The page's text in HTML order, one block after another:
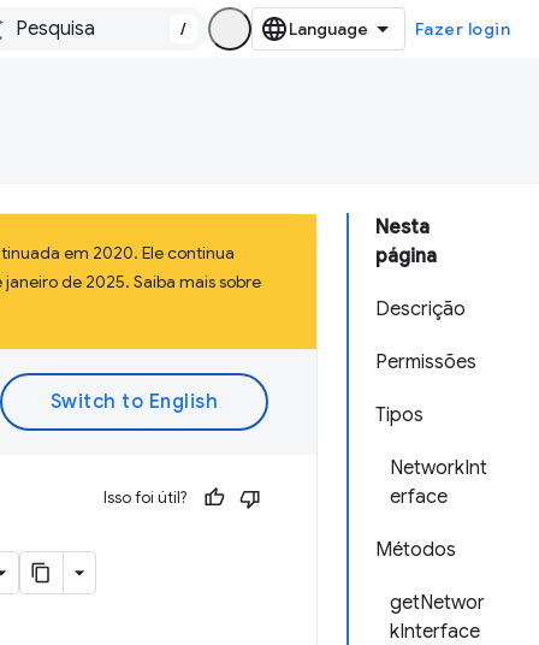
/ Fazer login
Nesta
página
Descrição
Permissões
Tipos
NetworkInt
erface
Métodos
getNetwor
kInterface
em 2020. Ele continua
de 2025. Saiba mais sobre
Isso foi útil?